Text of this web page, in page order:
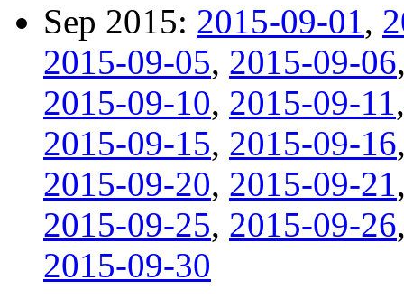
Sep 2015: 2015-09-01,
2015-09-05, 2015-09-06
2015-09-10, 2015-09-11
2015-09-15, 2015-09-16
2015-09-20, 2015-09-21
2015-09-25, 2015-09-26
2015-09-30